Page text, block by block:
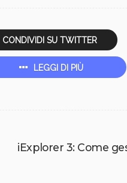
CONDIVIDI SU TWITTER
LEGGI DI PIÙ
iExplorer 3: Come